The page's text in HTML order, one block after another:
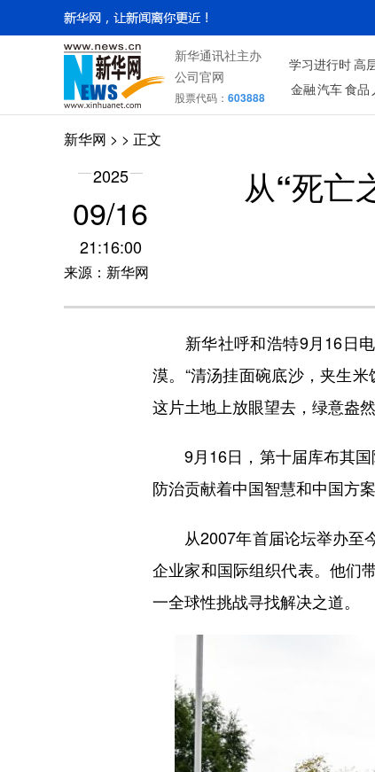
新华通讯社主办
公司官网
股票代码： 603888
学习进行时高
金融汽车食品
新华网 > > 正文
2025
09/16
21:16:00
来源：新华网
从“死亡
新华社呼和浩特9月16日电
漠。“清汤挂面碗底沙，夹生
这片土地上放眼望去，绿意盎
9月16日，第十届库布其国
防治贡献着中国智慧和中国方案
从2007年首届论坛举办至今
企业家和国际组织代表。他们
一全球性挑战寻找解决之道。